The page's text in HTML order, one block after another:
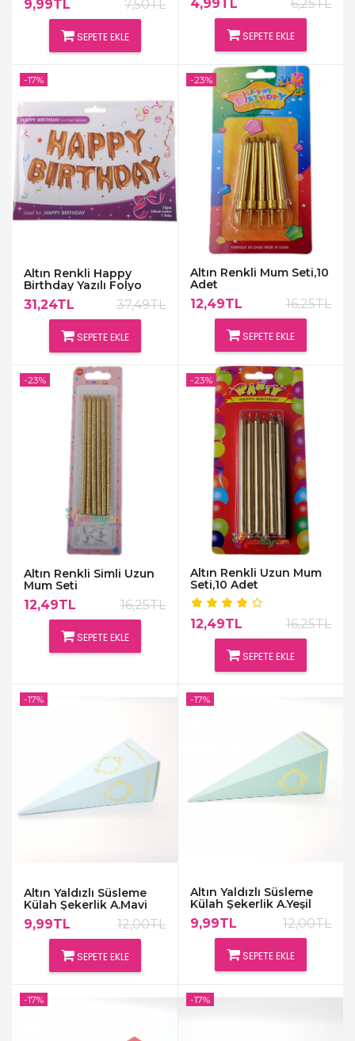
9,99TL 7,50TL
SEPETE EKLE
4,99TL 6,25TL
SEPETE EKLE
Altın Renkli Happy
Birthday Yazılı Folyo
Balonlar
31,24TL 37,49TL
SEPETE EKLE
-17%
Altın Renkli Mum Seti,10
Adet
12,49TL 16,25TL
SEPETE EKLE
-23%
Altın Renkli Simli Uzun
Mum Seti
12,49TL 16,25TL
SEPETE EKLE
-23%
Altın Renkli Uzun Mum
Seti,10 Adet
12,49TL 16,25TL
SEPETE EKLE
-23%
Altın Yaldızlı Süsleme
Külah Şekerlik A.Mavi
9,99TL 12,00TL
SEPETE EKLE
-17%
Altın Yaldızlı Süsleme
Külah Şekerlik A.Yeşil
9,99TL 12,00TL
SEPETE EKLE
-17%
-17% -17%